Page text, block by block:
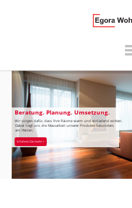
Beratung. Planung. Umsetzung.
Wir sorgen dafür, dass Ihre Räume warm und einladend wirken.
Dabei liegt uns die Massarbeit unserer Produkte besonders
am Herzen.
Erfahren Sie mehr >